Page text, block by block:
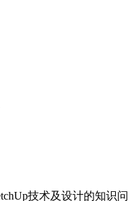
技术及设计的知识问